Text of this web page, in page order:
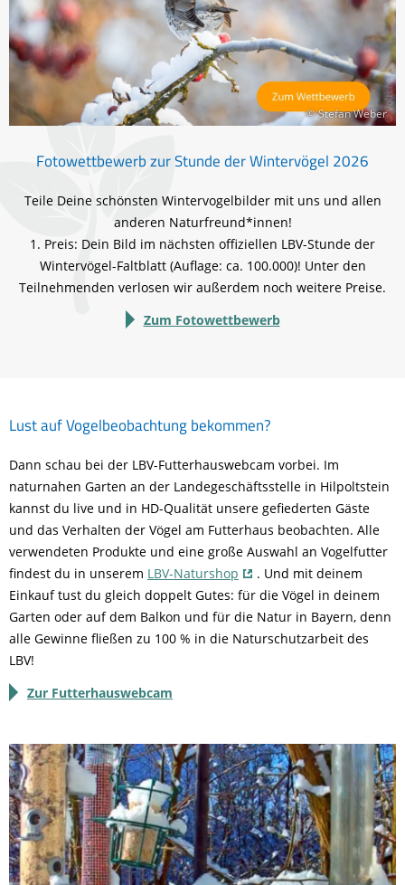
© Stefan Weber
Fotowettbewerb zur Stunde der Wintervögel 2026
Teile Deine schönsten Wintervogelbilder mit uns und allen
anderen Naturfreund*innen!
1. Preis: Dein Bild im nächsten offiziellen LBV-Stunde der
Wintervögel-Faltblatt (Auflage: ca. 100.000)! Unter den
Teilnehmenden verlosen wir außerdem noch weitere Preise.
Zum Fotowettbewerb
Lust auf Vogelbeobachtung bekommen?
Dann schau bei der LBV-Futterhauswebcam vorbei. Im
naturnahen Garten an der Landegeschäftsstelle in Hilpoltstein
kannst du live und in HD-Qualität unsere gefiederten Gäste
und das Verhalten der Vögel am Futterhaus beobachten. Alle
verwendeten Produkte und eine große Auswahl an Vogelfutter
findest du in unserem LBV-Naturshop
. Und mit deinem
Einkauf tust du gleich doppelt Gutes: für die Vögel in deinem
Garten oder auf dem Balkon und für die Natur in Bayern, denn
alle Gewinne fließen zu 100 % in die Naturschutzarbeit des
LBV!
Zur Futterhauswebcam